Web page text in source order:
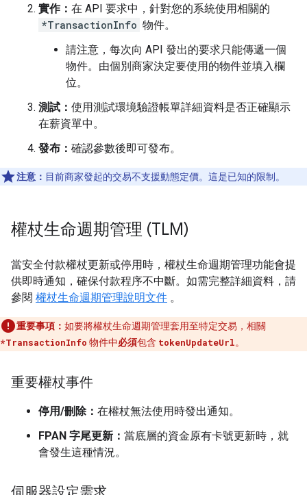
實作： 在 API 要求中，針對您的系統使用相關的
*TransactionInfo 物件。
請注意，每次向 API 發出的要求只能傳遞一個
物件。由個別商家決定要使用的物件並填入欄
位。
測試： 使用測試環境驗證帳單詳細資料是否正確顯示
在薪資單中。
發布： 確認參數後即可發布。
注意： 目前商家發起的交易不支援動態定價。這是已知的限制。
權杖生命週期管理 (TLM)
當安全付款權杖更新或停用時，權杖生命週期管理功能會提
供即時通知，確保付款程序不中斷。如需完整詳細資料，請
參閱 權杖生命週期管理說明文件 。
重要事項： 如要將權杖生命週期管理套用至特定交易，相關
*TransactionInfo 物件中必須包含 tokenUpdateUrl。
重要權杖事件
停用/刪除： 在權杖無法使用時發出通知。
FPAN 字尾更新： 當底層的資金原有卡號更新時，就
會發生這種情況。